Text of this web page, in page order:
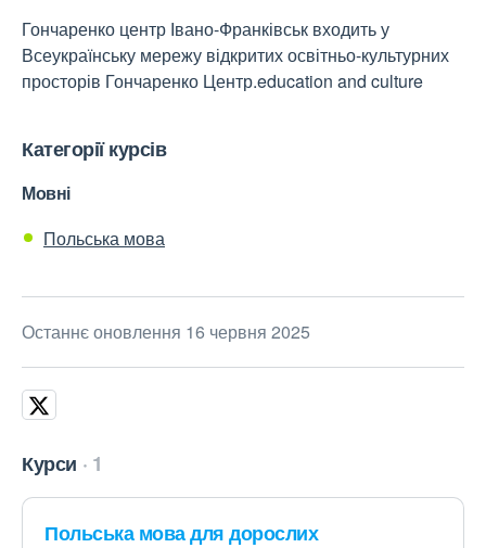
Гончаренко центр Івано-Франківськ входить у
Всеукраїнську мережу відкритих освітньо-культурних
просторів Гончаренко Центр.education and culture
Категорії курсів
Мовні
Польська мова
Останнє оновлення 16 червня 2025
Курси 1
Польська мова для дорослих